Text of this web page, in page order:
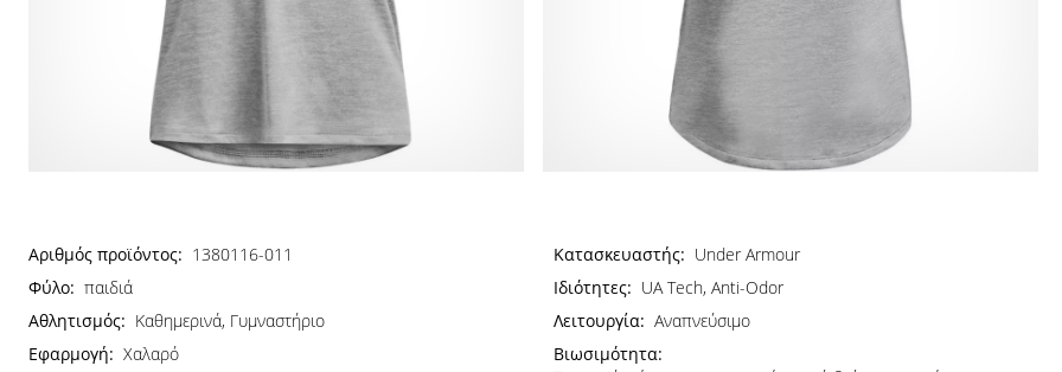
Αριθμός προϊόντος: 1380116-011 Κατασκευαστής: Under Armour
Φύλο: παιδιά Ιδιότητες: UA Tech, Anti-Odor
Αθλητισμός: Καθημερινά, Γυμναστήριο Λειτουργία: Αναπνεύσιμο
Εφαρμογή: Χαλαρό
Βιωσιμότητα: